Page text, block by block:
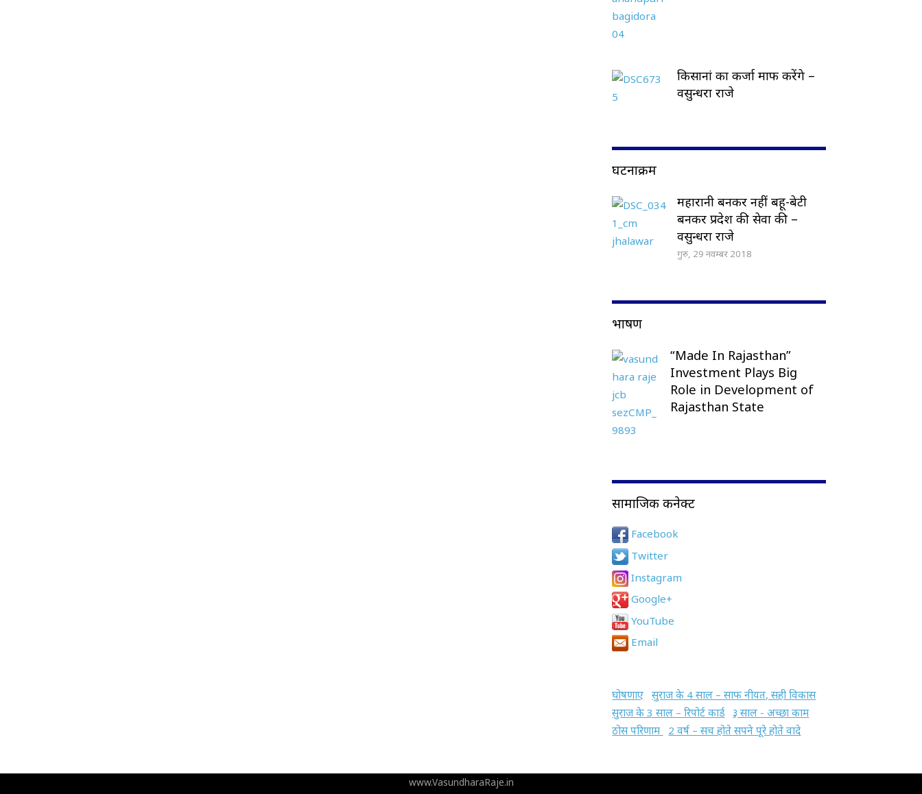
किसानां का कर्जा माफ करेंगे –
वसुन्धरा राजे
घटनाक्रम
महारानी बनकर नहीं बहू-बेटी
बनकर प्रदेश की सेवा की –
वसुन्धरा राजे
गुरु, 29 नवम्बर 2018
भाषण
“Made In Rajasthan”
Investment Plays Big
Role in Development of
Rajasthan State
सामाजिक कनेक्ट
Facebook
Twitter
Instagram
Google+
YouTube
Email
घोषणाए
सुराज के 4 साल – साफ नीयत, सही विकास
सुराज के 3 साल – रिपोर्ट कार्ड
३ साल - अच्छा काम
ठोस परिणाम
2 वर्ष – सच होते सपने पूरे होते वादे
www.VasundharaRaje.in